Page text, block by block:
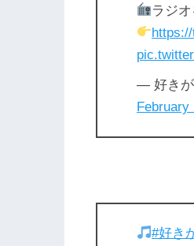
ラジ
— 好きが
February
#好き